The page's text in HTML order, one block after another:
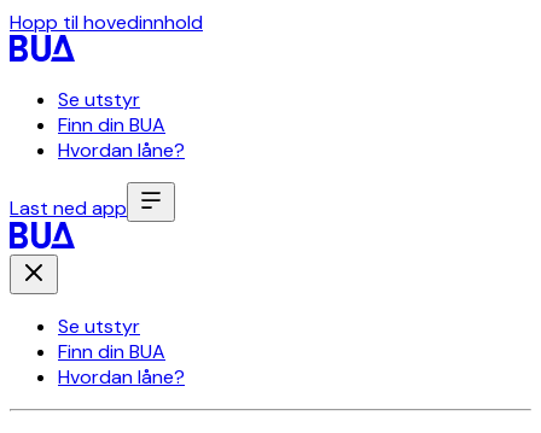
Hopp til hovedinnhold
Se utstyr
Finn din BUA
Hvordan låne?
Last ned app
Se utstyr
Finn din BUA
Hvordan låne?